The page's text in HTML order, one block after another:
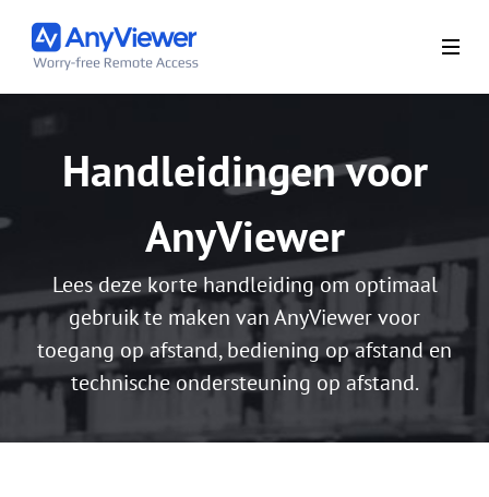
Handleidingen voor
AnyViewer
Lees deze korte handleiding om optimaal
gebruik te maken van AnyViewer voor
toegang op afstand, bediening op afstand en
technische ondersteuning op afstand.